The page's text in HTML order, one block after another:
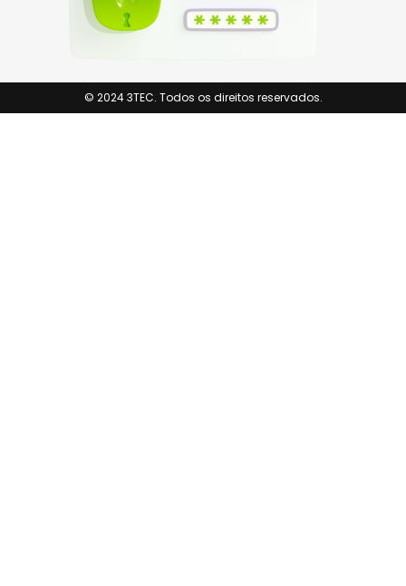
© 2024 3TEC. Todos os direitos reservados.